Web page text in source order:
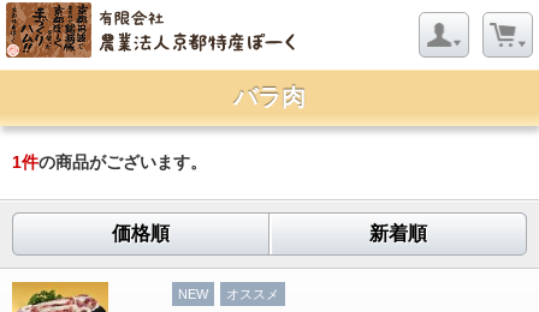
バラ肉
1件の商品がございます。
価格順 新着順
NEW オススメ